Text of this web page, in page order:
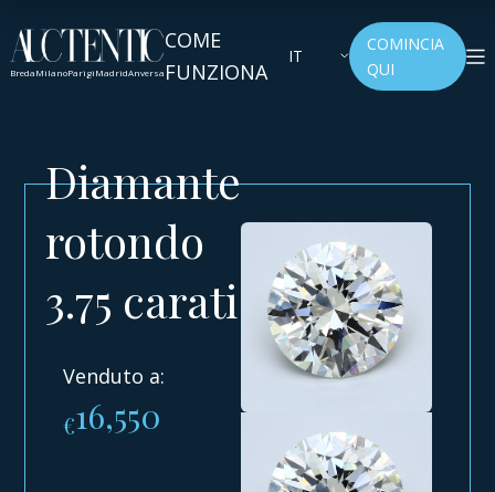
BredaMilanoParigiMadridAnversa
COME
FUNZIONA
IT
COMINCIA
QUI
Diamante
rotondo
3.75 carati
Venduto a:
€16,550